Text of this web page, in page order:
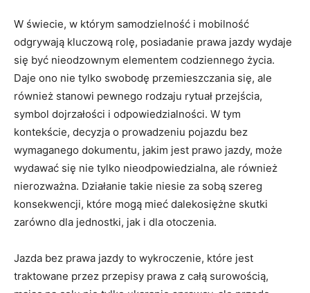
W świecie, w którym samodzielność i mobilność
odgrywają kluczową rolę, posiadanie prawa jazdy wydaje
się być nieodzownym elementem codziennego życia.
Daje ono nie tylko swobodę przemieszczania się, ale
również stanowi pewnego rodzaju rytuał przejścia,
symbol dojrzałości i odpowiedzialności. W tym
kontekście, decyzja o prowadzeniu pojazdu bez
wymaganego dokumentu, jakim jest prawo jazdy, może
wydawać się nie tylko nieodpowiedzialna, ale również
nierozważna. Działanie takie niesie za sobą szereg
konsekwencji, które mogą mieć dalekosiężne skutki
zarówno dla jednostki, jak i dla otoczenia.
Jazda bez prawa jazdy to wykroczenie, które jest
traktowane przez przepisy prawa z całą surowością,